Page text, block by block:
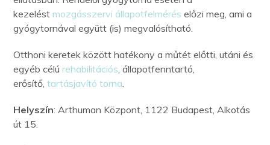
kezeléstmozgásszervi állapotfelmérés előzi meg, ami a
gyógytornával együtt (is) megvalósítható.
Otthoni keretek között hatékony a műtét előtti, utáni és
egyéb célúrehabilitációs, állapotfenntartó,
erősítő,tartásjavító torna.
Helyszín: Arthuman Központ, 1122 Budapest, Alkotás
út 15.